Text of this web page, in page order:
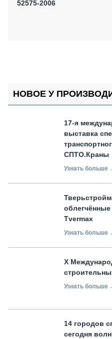
52575-2006
НОВОЕ У
17-я
выставка
СПТО.Краны
Узнать больше
Tvermax
Узнать больше
X
Узнать больше
14 городов
сегодня